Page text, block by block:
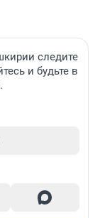
следите
и будьте в